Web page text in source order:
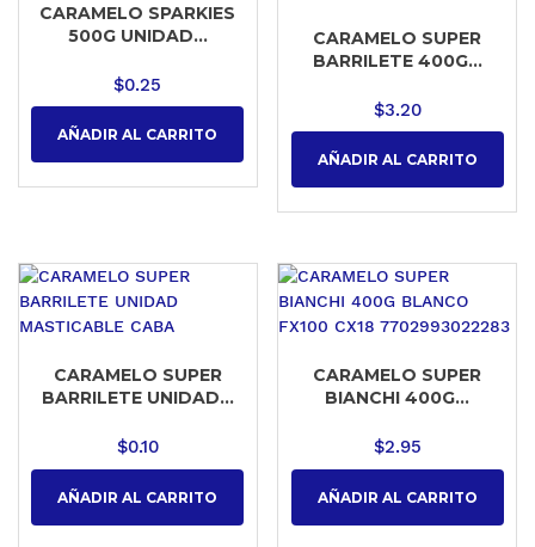
CARAMELO SPARKIES
500G UNIDAD...
$0.25
AÑADIR AL CARRITO
CARAMELO SUPER
BARRILETE 400G...
$3.20
AÑADIR AL CARRITO
CARAMELO SUPER
BARRILETE UNIDAD...
$0.10
AÑADIR AL CARRITO
CARAMELO SUPER
BIANCHI 400G...
$2.95
AÑADIR AL CARRITO